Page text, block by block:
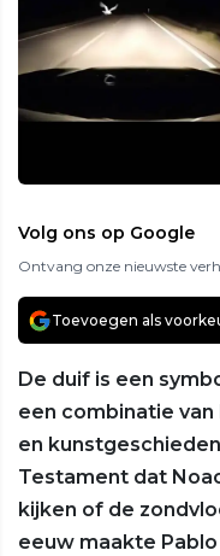
Volg ons op Google
Ontvang onze nieuwste
Toevoegen als
De duif is een
een combinatie
en
Testament dat
kijken of de
eeuw maakte